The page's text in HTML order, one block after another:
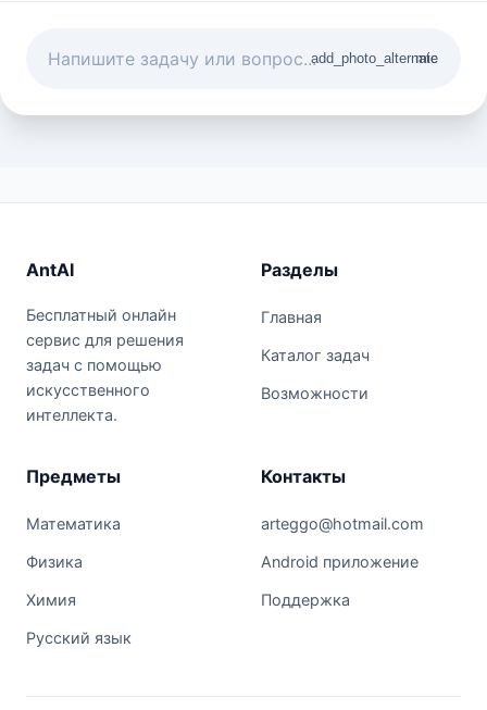
add_photo_alternate
mic
AntAI
Бесплатный онлайн
сервис для решения
задач с помощью
искусственного
интеллекта.
Разделы
Главная
Каталог задач
Возможности
Предметы
Математика
Физика
Химия
Русский язык
Контакты
arteggo@hotmail.com
Android приложение
Поддержка